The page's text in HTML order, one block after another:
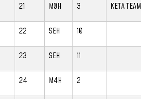
21 M0H 3 KETA TEAM
22 SEH 10
23 SEH 11
24 M4H 2